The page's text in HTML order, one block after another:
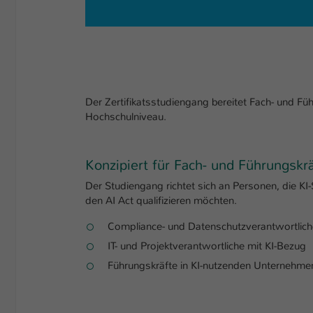
Der Zertifikatsstudiengang bereitet Fach- und
Hochschulniveau.
Konzipiert für Fach- und
Der Studiengang richtet sich an Personen, die
den AI Act qualifizieren möchten.
Compliance- und
IT- und Projektverantwortliche mit KI-Bezug
Führungskräfte in KI-nutzenden